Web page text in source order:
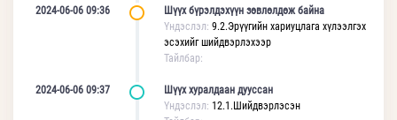
2024-06-06 09:36
Шүүх бүрэлдэхүүн зөвлөлдөж байна
Үндэслэл: 9.2.Эрүүгийн хариуцлага хүлээлгэх
эсэхийг шийдвэрлэхээр
Тайлбар:
2024-06-06 09:37
Шүүх хуралдаан дууссан
Үндэслэл: 12.1.Шийдвэрлэсэн